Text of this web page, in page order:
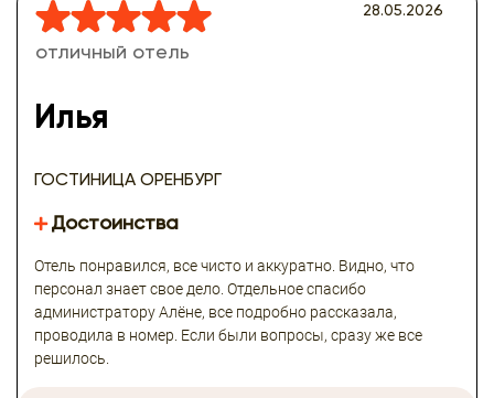
отличный отель
Илья
ГОСТИНИЦА ОРЕНБУРГ
28.05.2026
Достоинства
Отель понравился, все чисто и аккуратно. Видно, что
персонал знает свое дело. Отдельное спасибо
администратору Алёне, все подробно рассказала,
проводила в номер. Если были вопросы, сразу же все
решилось.